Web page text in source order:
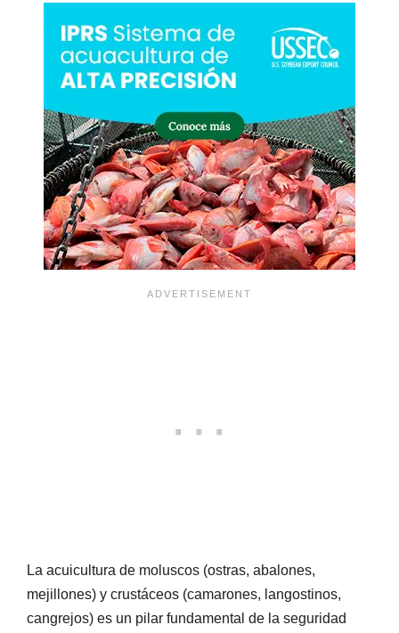
La acuicultura de moluscos (ostras, abalones,
mejillones) y crustáceos (camarones, langostinos,
cangrejos) es un pilar fundamental de la seguridad